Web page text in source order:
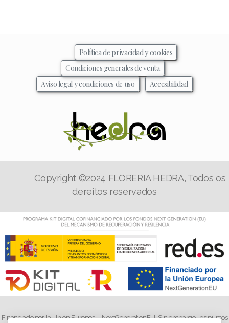
Política de privacidad y cookies
Condiciones generales de venta
Aviso legal y condiciones de uso
Accesibilidad
Copyright ©2024 FLORERIA HEDRA, Todos os
dereitos reservados
Financiado por la Unión Europea – NextGenerationEU. Sin embargo, los puntos